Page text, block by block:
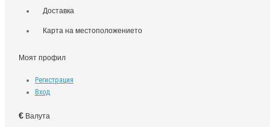
Доставка
Карта на местоположението
Моят профил
Регистрация
Вход
€ Валута